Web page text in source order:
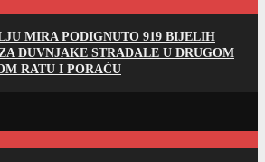
MIRA PODIGNUTO 919 BIJELIH
DUVNJAKE STRADALE U DRUGOM
RATU I PORAĆU